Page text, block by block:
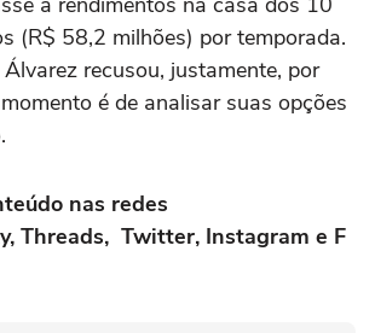
(R$ 58,2 milhões) por temporada.
recusou, justamente, por
é de analisar suas opções
nas redes
, Threads, Twitter, Instagram e F